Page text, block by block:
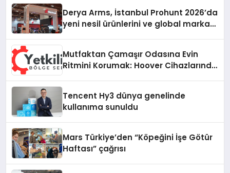
Derya Arms, İstanbul Prohunt 2026’da
yeni nesil ürünlerini ve global marka
Mutfaktan Çamaşır Odasına Evin
Ritmini Korumak: Hoover Cihazlarında
Tencent Hy3 dünya genelinde
kullanıma sunuldu
Mars Türkiye’den “Köpeğini İşe Götür
Haftası” çağrısı